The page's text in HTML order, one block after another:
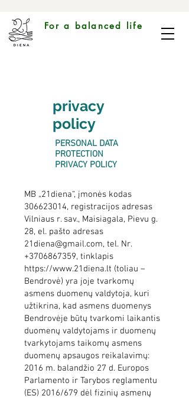
For a balanced life
privacy
policy
PERSONAL DATA
PROTECTION
PRIVACY POLICY
MB „21diena“, įmonės kodas
306623014, registracijos adresas
Vilniaus r. sav., Maisiagala, Pievu g.
28, el. pašto adresas
21diena@gmail.com, tel. Nr.
+3706867359, tinklapis
https://www.21diena.lt (toliau –
Bendrovė) yra joje tvarkomų
asmens duomenų valdytoja, kuri
užtikrina, kad asmens duomenys
Bendrovėje būtų tvarkomi laikantis
duomenų valdytojams ir duomenų
tvarkytojams taikomų asmens
duomenų apsaugos reikalavimų:
2016 m. balandžio 27 d. Europos
Parlamento ir Tarybos reglamentu
(ES) 2016/679 dėl fizinių asmenų